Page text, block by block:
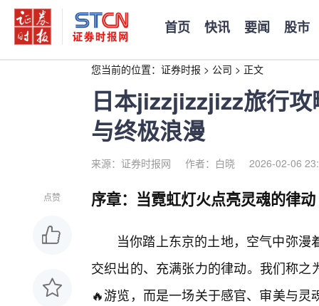
首页 快讯 要闻 股市
您当前的位置： 证券时报 > 公司 > 正文
日本jizzjizzjizz旅行
与终极浪漫
来源：证券时报网 作者：白晓 2026-02-06
点赞 序章：当霓虹灯火点亮灵魂的律动
当你踏上东京的土地，空气中弥
交织出的、充满张力的律动。我们称之
🔥游览，而是一场关于感官、审美与